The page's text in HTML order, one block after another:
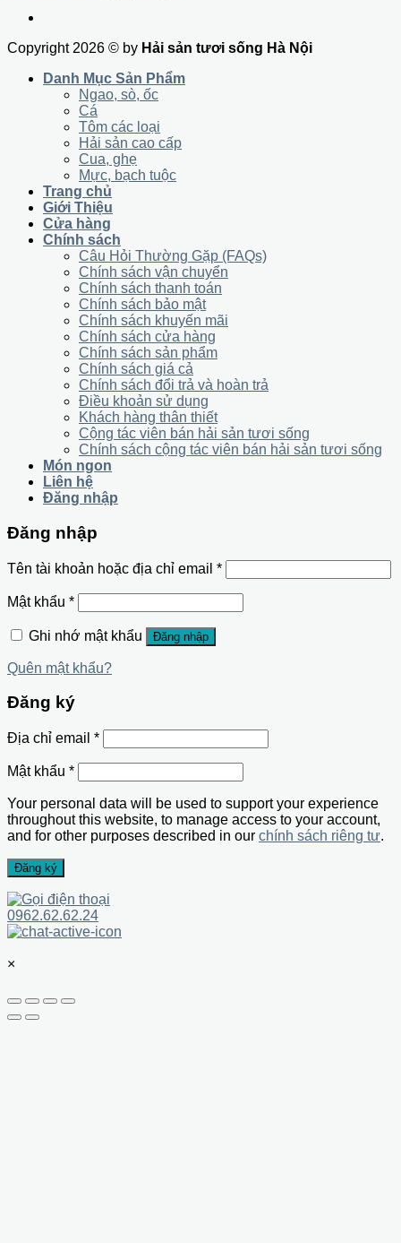
Copyright 2026 © by Hải sản tươi sống Hà Nội
Danh Mục Sản Phẩm
Ngao, sò, ốc
Cá
Tôm các loại
Hải sản cao cấp
Cua, ghẹ
Mực, bạch tuộc
Trang chủ
Giới Thiệu
Cửa hàng
Chính sách
Câu Hỏi Thường Gặp (FAQs)
Chính sách vận chuyển
Chính sách thanh toán
Chính sách bảo mật
Chính sách khuyến mãi
Chính sách cửa hàng
Chính sách sản phẩm
Chính sách giá cả
Chính sách đổi trả và hoàn trả
Điều khoản sử dụng
Khách hàng thân thiết
Cộng tác viên bán hải sản tươi sống
Chính sách cộng tác viên bán hải sản tươi sống
Món ngon
Liên hệ
Đăng nhập
Đăng nhập
Tên tài khoản hoặc địa chỉ email *
Mật khẩu *
Ghi nhớ mật khẩu Đăng nhập
Quên mật khẩu?
Đăng ký
Địa chỉ email *
Mật khẩu *
Your personal data will be used to support your experience
throughout this website, to manage access to your account,
and for other purposes described in our chính sách riêng tư.
Đăng ký
0962.62.62.24
×